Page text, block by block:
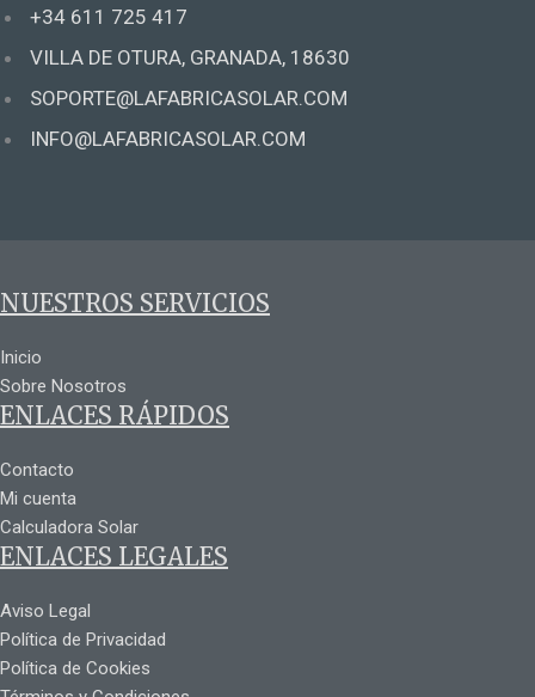
+34 611 725 417
VILLA DE OTURA, GRANADA, 18630
SOPORTE@LAFABRICASOLAR.COM
INFO@LAFABRICASOLAR.COM
NUESTROS SERVICIOS
Inicio
Sobre Nosotros
ENLACES RÁPIDOS
Contacto
Mi cuenta
Calculadora Solar
ENLACES LEGALES
Aviso Legal
Política de Privacidad
Política de Cookies